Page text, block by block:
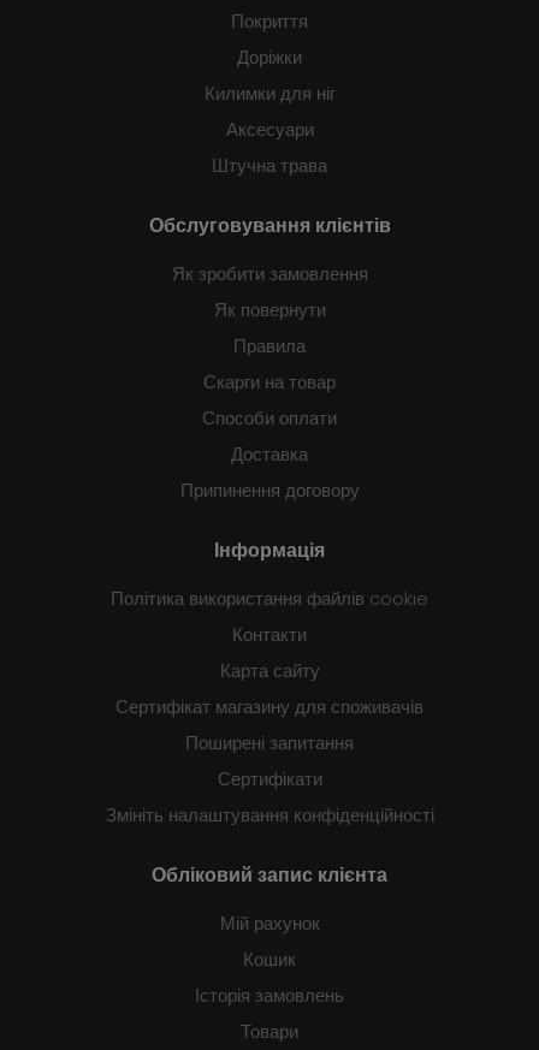
Покриття
Доріжки
Килимки для ніг
Аксесуари
Штучна трава
Обслуговування клієнтів
Як зробити замовлення
Як повернути
Правила
Скарги на товар
Способи оплати
Доставка
Припинення договору
Інформація
Політика використання файлів cookie
Контакти
Карта сайту
Сертифікат магазину для споживачів
Поширені запитання
Сертифікати
Змініть налаштування конфіденційності
Обліковий запис клієнта
Мій рахунок
Кошик
Історія замовлень
Товари